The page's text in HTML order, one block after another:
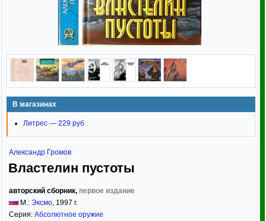
В магазинах
Литрес — 229 руб
Александр Громов
Властелин пустоты
авторский сборник, первое издание
М.: Эксмо 1997 г.
Серия: Абсолютное оружие